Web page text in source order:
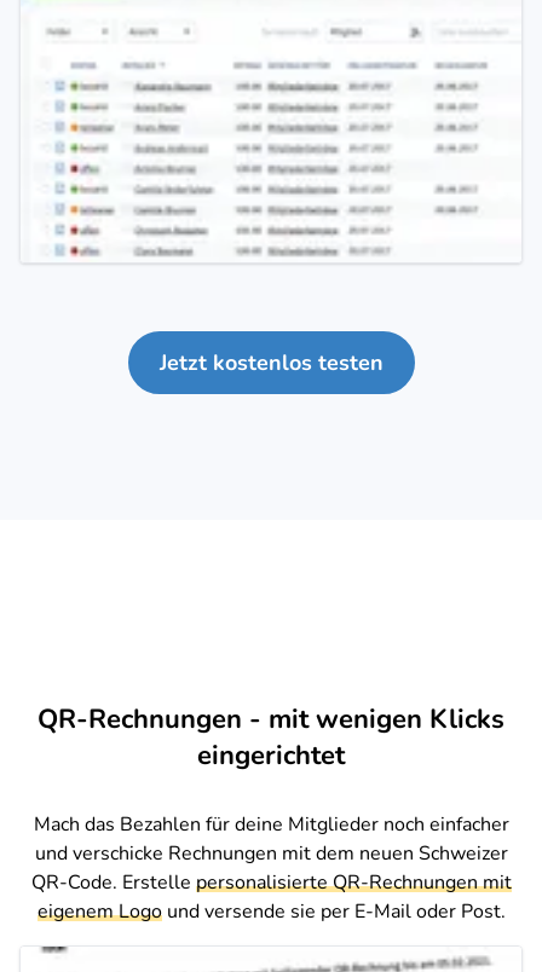
Jetzt kostenlos testen
QR-Rechnungen - mit wenigen Klicks
eingerichtet
Mach das Bezahlen für deine Mitglieder noch einfacher
und verschicke Rechnungen mit dem neuen Schweizer
QR-Code. Erstelle personalisierte QR-Rechnungen mit
eigenem Logound versende sie per E-Mail oder Post.